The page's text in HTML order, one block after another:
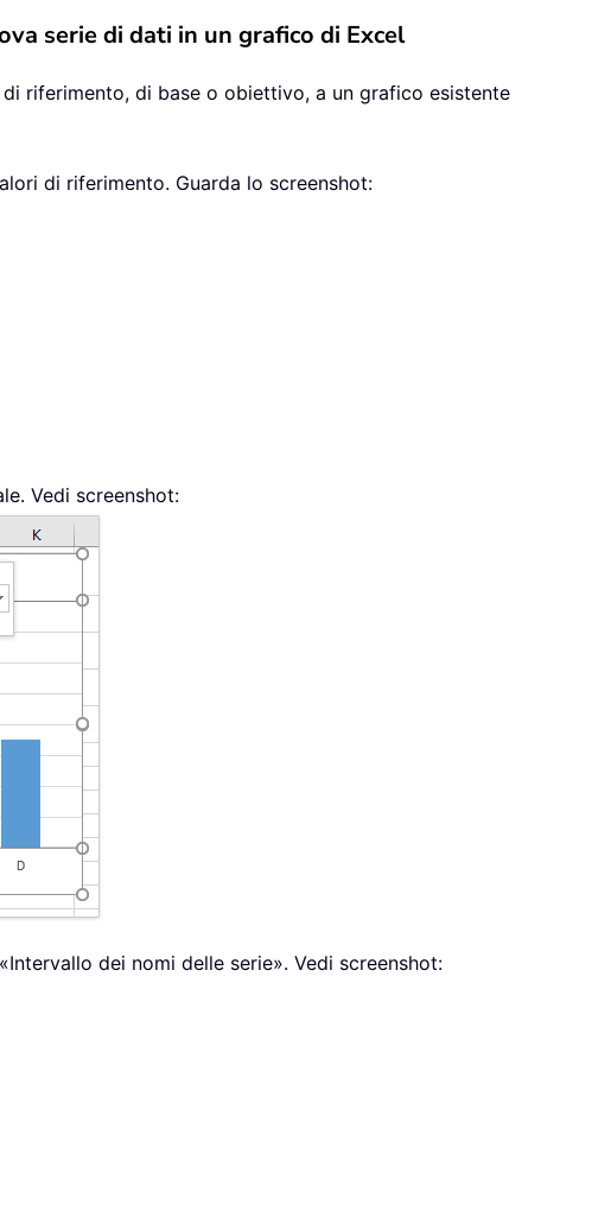
serie di dati in un grafico di Excel
riferimento, di base o obiettivo, a un grafico esistente
di riferimento. Guarda lo screenshot:
Vedi screenshot:
dei nomi delle serie». Vedi screenshot: